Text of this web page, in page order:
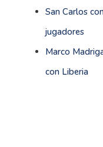
San Carlos
jugadores
Marco
con Liberia